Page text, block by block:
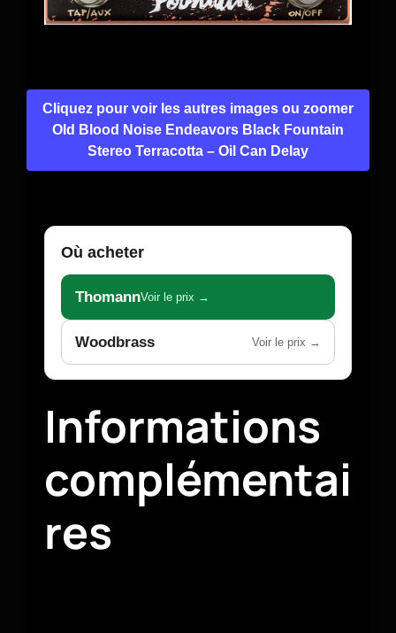
Cliquez pour voir les autres images ou zoomer
Old Blood Noise Endeavors Black Fountain
Stereo Terracotta – Oil Can Delay
Où acheter
ThomannVoir le prix →
Woodbrass Voir le prix →
Informations
complémentai
res